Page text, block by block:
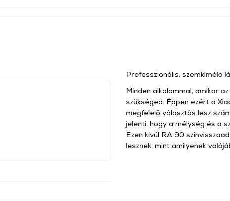
Professzionális, szemkímélő
Minden alkalommal, amikor
szükséged. Éppen ezért a
megfelelő választás lesz
jelenti, hogy a mélység és a
Ezen kívül RA 90
lesznek, mint amilyenek